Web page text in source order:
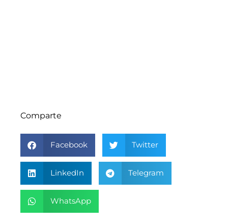
Comparte
Facebook Twitter
LinkedIn Telegram
WhatsApp